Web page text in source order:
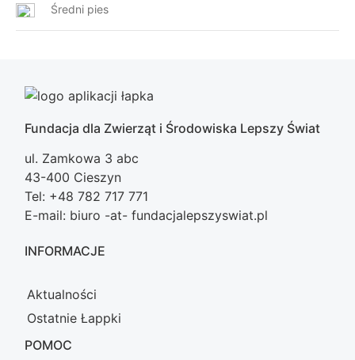
Średni pies
Fundacja dla Zwierząt i Środowiska Lepszy Świat
ul. Zamkowa 3 abc
43-400 Cieszyn
Tel: +48 782 717 771
E-mail: biuro -at- fundacjalepszyswiat.pl
INFORMACJE
Aktualności
Ostatnie Łappki
POMOC